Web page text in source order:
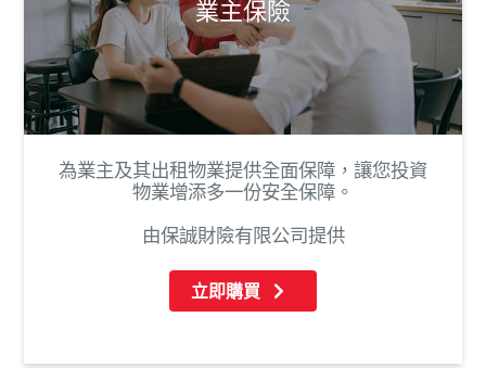
業主保險
為業主及其出租物業提供全面保障，讓您投資
物業增添多一份安全保障。
由保誠財險有限公司提供
立即購買